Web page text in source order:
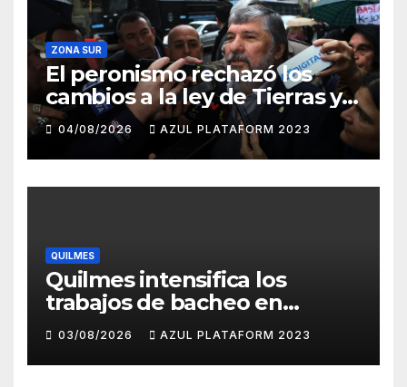
ZONA SUR
El peronismo rechazó los
cambios a la ley de Tierras y
convocó a movilizarse el
jueves en contra del
Gobierno
04/08/2026 AZUL PLATAFORM 2023
QUILMES
Quilmes intensifica los
trabajos de bacheo en
distintos barrios
03/08/2026 AZUL PLATAFORM 2023